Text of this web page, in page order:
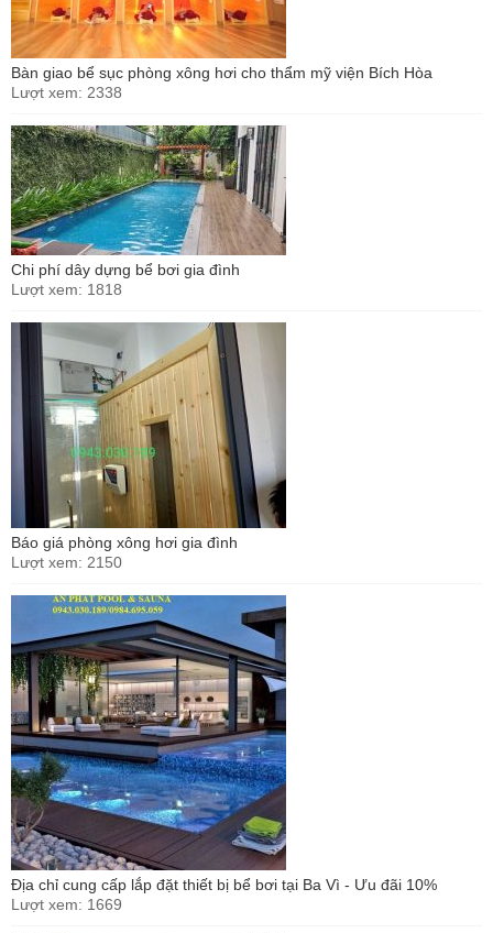
Bàn giao bể sục phòng xông hơi cho thẩm mỹ viện Bích Hòa
Lượt xem: 2338
Chi phí dây dựng bể bơi gia đình
Lượt xem: 1818
Báo giá phòng xông hơi gia đình
Lượt xem: 2150
Địa chỉ cung cấp lắp đặt thiết bị bể bơi tại Ba Vì - Ưu đãi 10%
Lượt xem: 1669